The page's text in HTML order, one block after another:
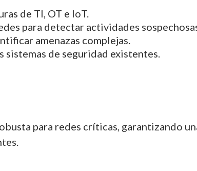
de TI, OT e IoT.
para detectar actividades
amenazas complejas.
de seguridad existentes.
para redes críticas, garantizando